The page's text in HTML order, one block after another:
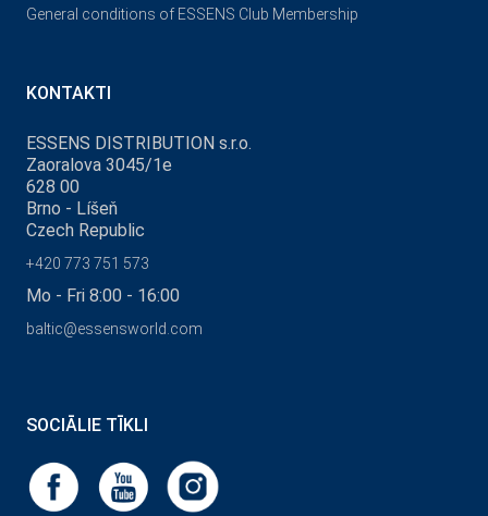
General conditions of ESSENS Club Membership
KONTAKTI
ESSENS DISTRIBUTION s.r.o.
Zaoralova 3045/1e
628 00
Brno - Líšeň
Czech Republic
+420 773 751 573
Mo - Fri 8:00 - 16:00
baltic@essensworld.com
SOCIĀLIE TĪKLI